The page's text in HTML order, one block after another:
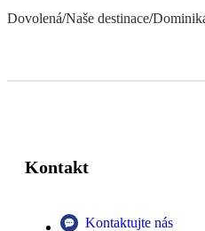
Dovolená/Naše destinace/
Kontakt
Kontaktujte nás